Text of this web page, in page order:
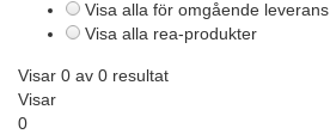
Visa alla för omgående leverans
Visa alla rea-produkter
Visar 0 av 0 resultat
Visar
0